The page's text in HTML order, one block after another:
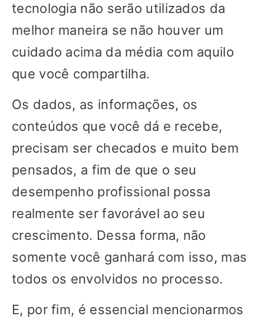
tecnologia não serão utilizados da
melhor maneira se não houver um
cuidado acima da média com aquilo
que você compartilha.
Os dados, as informações, os
conteúdos que você dá e recebe,
precisam ser checados e muito bem
pensados, a fim de que o seu
desempenho profissional possa
realmente ser favorável ao seu
crescimento. Dessa forma, não
somente você ganhará com isso, mas
todos os envolvidos no processo.
E, por fim, é essencial mencionarmos